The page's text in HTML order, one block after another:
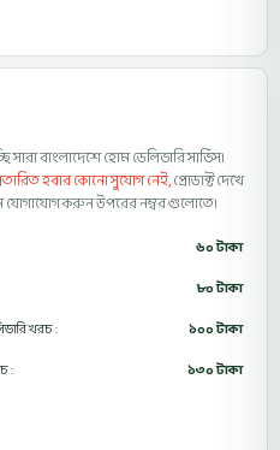
বাংলাদেশে হোম ডেলিভারি সার্ভিস।
হবার কোনো সুযোগ নেই,প্রোডাক্ট দেখে
যোগাযোগ করুন উপরের নম্বর গুলোতে।
৬০ টাকা
৮০ টাকা
খরচ :
১০০ টাকা
:
১৩০ টাকা